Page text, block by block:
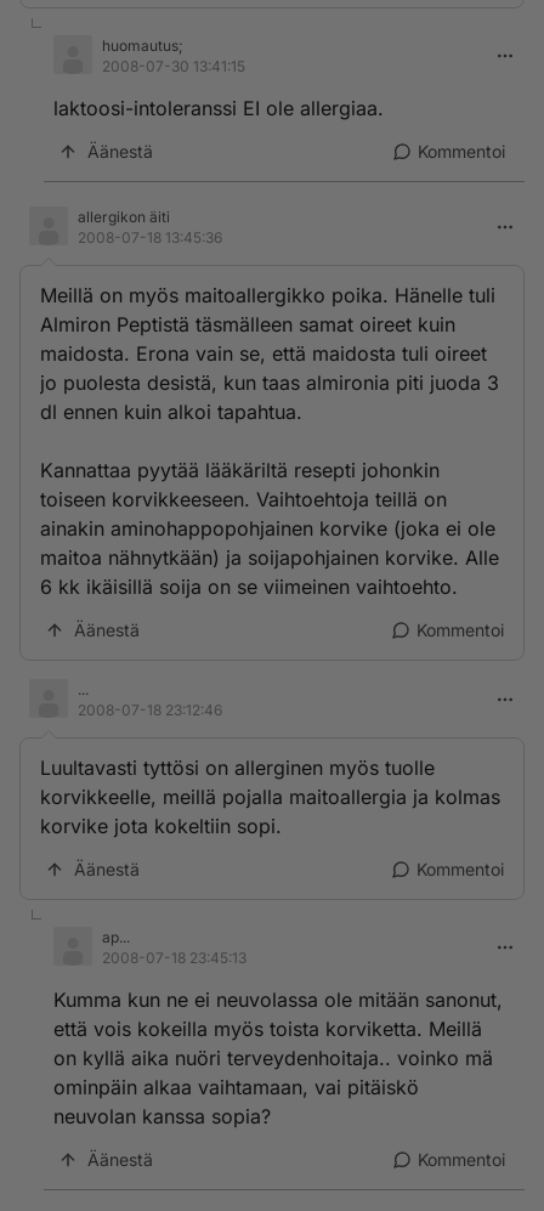
huomautus;
2008-07-30 13:41:15
laktoosi-intoleranssi EI ole allergiaa.
Äänestä Kommentoi
allergikon äiti
2008-07-18 13:45:36
Meillä on myös maitoallergikko poika. Hänelle tuli
Almiron Peptistä täsmälleen samat oireet kuin
maidosta. Erona vain se, että maidosta tuli oireet
jo puolesta desistä, kun taas almironia piti juoda 3
dl ennen kuin alkoi tapahtua.
Kannattaa pyytää lääkäriltä resepti johonkin
toiseen korvikkeeseen. Vaihtoehtoja teillä on
ainakin aminohappopohjainen korvike (joka ei ole
maitoa nähnytkään) ja soijapohjainen korvike. Alle
6 kk ikäisillä soija on se viimeinen vaihtoehto.
Äänestä Kommentoi
...
2008-07-18 23:12:46
Luultavasti tyttösi on allerginen myös tuolle
korvikkeelle, meillä pojalla maitoallergia ja kolmas
korvike jota kokeltiin sopi.
Äänestä Kommentoi
ap...
2008-07-18 23:45:13
Kumma kun ne ei neuvolassa ole mitään sanonut,
että vois kokeilla myös toista korviketta. Meillä
on kyllä aika nuöri terveydenhoitaja.. voinko mä
ominpäin alkaa vaihtamaan, vai pitäiskö
neuvolan kanssa sopia?
Äänestä Kommentoi